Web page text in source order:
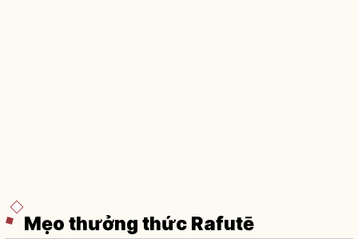
Mẹo thưởng thức Rafutē